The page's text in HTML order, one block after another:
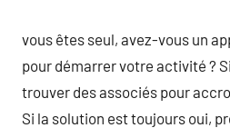
vous êtes seul, avez-vous un
pour démarrer votre activité ?
trouver des associés pour
Si la solution est toujours oui,